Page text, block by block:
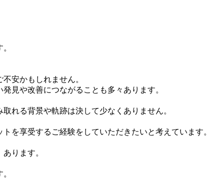
安かもしれません。
見や改善につながることも多々あります。
れる背景や軌跡は決して少なくありません。
を享受するご経験をしていただきたいと考えています。
ります。